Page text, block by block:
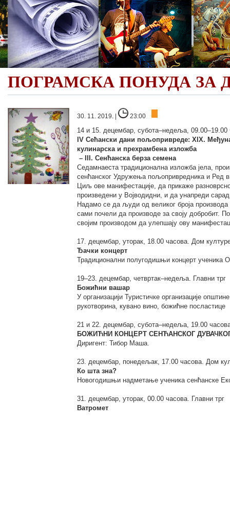
ПОГРАМСКА ПОНУДА ЗА
30. 11. 2019. | 23:00
14 и 15. децембар, субота–недеља, 09.00–19.00
IV Сећански дани пољопривреде: XIX.
кулинарска и прехрамбена изложба
– III. Сенћанска берза семена
Седамнаеста традиционална изложба јела,
сенћанског Удружења пољопривредника и Ред
Циљ ове манифестације, да прикаже
произведени у Војводидни, и да унапреди
Надамо се да људи од великог броја
сами почели да производе за своју добробит.
својим производом да улепшају ову
17. децембар, уторак, 18.00 часова. Дом
Ђачки концерт
Традиционални полугодишњи концерт ученика
19–23. децембар, четвртак–недеља. Главни трг
Божићни вашар
У организацији Туристичке организације
рукотворина, кувано вино, божићне посластице
21 и 22. децембар, субота–недеља, 19.00
БОЖИЋНИ КОНЦЕРТ CЕНЋАНСКОГ
Диригент: Тибор Маша.
23. децембар, понедељак, 17.00 часова. Дом
Ко шта зна?
Новогодишњи надметање ученика сенћанске
31. децембар, уторак, 00.00 часова. Главни трг
Ватромет